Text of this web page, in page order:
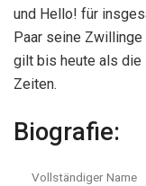
und Hello! für
Paar seine Zwillinge
gilt bis heute als die
Zeiten.
Biografie:
Vollständiger Name